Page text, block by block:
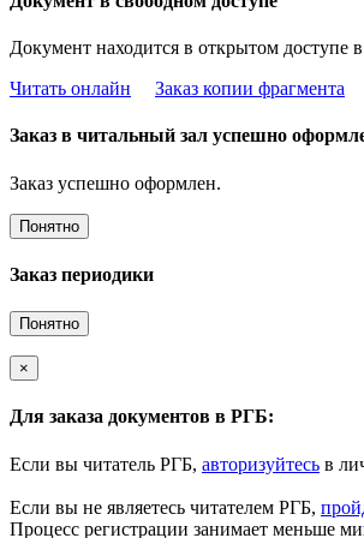
Документ находится в открытом
Читать онлайн
Заказ копии фрагмента
Заказ в читальный зал успешно
Заказ успешно оформлен.
Понятно
Заказ периодики
Понятно
×
Для заказа документов в РГБ:
Если вы читатель РГБ, авторизуйтесь в
Если вы не являетесь читателем РГБ,
Процесс регистрации занимает меньше